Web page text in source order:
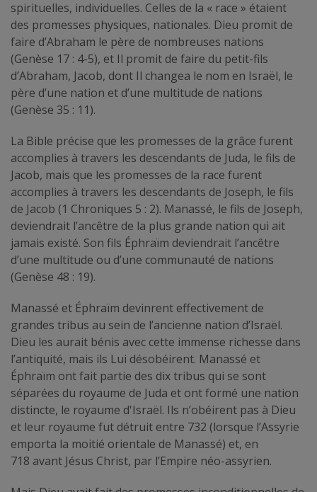
spirituelles, individuelles. Celles de la « race » étaient
des promesses physiques, nationales. Dieu promit de
faire d’Abraham le père de nombreuses nations
(Genèse 17 : 4-5), et Il promit de faire du petit-fils
d’Abraham, Jacob, dont Il changea le nom en Israël, le
père d’une nation et d’une multitude de nations
(Genèse 35 : 11).
La Bible précise que les promesses de la grâce furent
accomplies à travers les descendants de Juda, le fils de
Jacob, mais que les promesses de la race furent
accomplies à travers les descendants de Joseph, le fils
de Jacob (1 Chroniques 5 : 2). Manassé, le fils de Joseph,
deviendrait l’ancêtre de la plus grande nation qui ait
jamais existé. Son fils Éphraïm deviendrait l’ancêtre
d’une multitude ou d’une communauté de nations
(Genèse 48 : 19).
Manassé et Éphraïm devinrent effectivement de
grandes tribus au sein de l’ancienne nation d’Israël.
Dieu les aurait bénis avec cette immense richesse dans
l’antiquité, mais ils Lui désobéirent. Manassé et
Éphraïm ont fait partie des dix tribus qui se sont
séparées du royaume de Juda et ont formé une nation
distincte, le royaume d'Israël. Ils n’obéirent pas à Dieu
et leur royaume fut détruit entre 732 (lorsque l’Assyrie
emporta la moitié orientale de Manassé) et, en
718 avant Jésus Christ, par l’Empire néo-assyrien.